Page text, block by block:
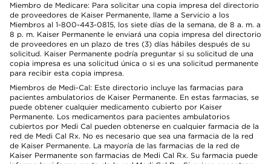
Miembro de Medicare: Para solicitar una copia impresa del directorio
de proveedores de Kaiser Permanente, llame a Servicio a los
Miembros al 1-800-443-0815, los siete días de la semana, de 8 a. m. a
8 p. m. Kaiser Permanente le enviará una copia impresa del directorio
de proveedores en un plazo de tres (3) días hábiles después de su
solicitud. Kaiser Permanente podría preguntar si su solicitud de una
copia impresa es una solicitud única o si es una solicitud permanente
para recibir esta copia impresa.
Miembros de Medi-Cal: Este directorio incluye las farmacias para
pacientes ambulatorios de Kaiser Permanente. En estas farmacias, se
puede obtener cualquier medicamento cubierto por Kaiser
Permanente. Los medicamentos para pacientes ambulatorios
cubiertos por Medi Cal pueden obtenerse en cualquier farmacia de la
red de Medi Cal Rx. No es necesario que sea una farmacia de la red
de Kaiser Permanente. La mayoría de las farmacias de la red de
Kaiser Permanente son farmacias de Medi Cal Rx. Su farmacia puede